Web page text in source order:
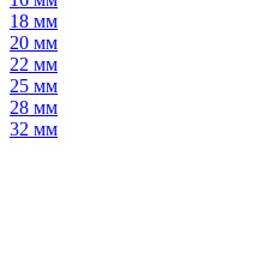
18 мм
20 мм
22 мм
25 мм
28 мм
32 мм